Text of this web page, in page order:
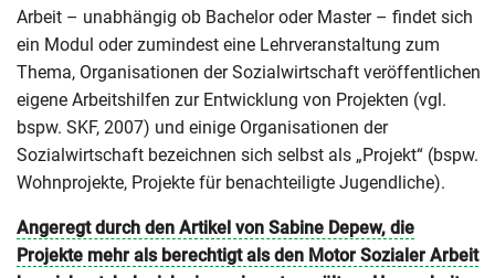
Arbeit – unabhängig ob Bachelor oder Master – findet sich
ein Modul oder zumindest eine Lehrveranstaltung zum
Thema, Organisationen der Sozialwirtschaft veröffentlichen
eigene Arbeitshilfen zur Entwicklung von Projekten (vgl.
bspw. SKF, 2007) und einige Organisationen der
Sozialwirtschaft bezeichnen sich selbst als „Projekt“ (bspw.
Wohnprojekte, Projekte für benachteiligte Jugendliche).
Angeregt durch den Artikel von Sabine Depew, die
Projekte mehr als berechtigt als den Motor Sozialer Arbeit